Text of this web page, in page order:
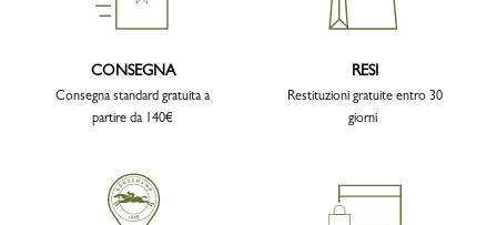
CONSEGNA
Consegna standard gratuita a
partire da 140€
RESI
Restituzioni gratuite entro 30
giorni